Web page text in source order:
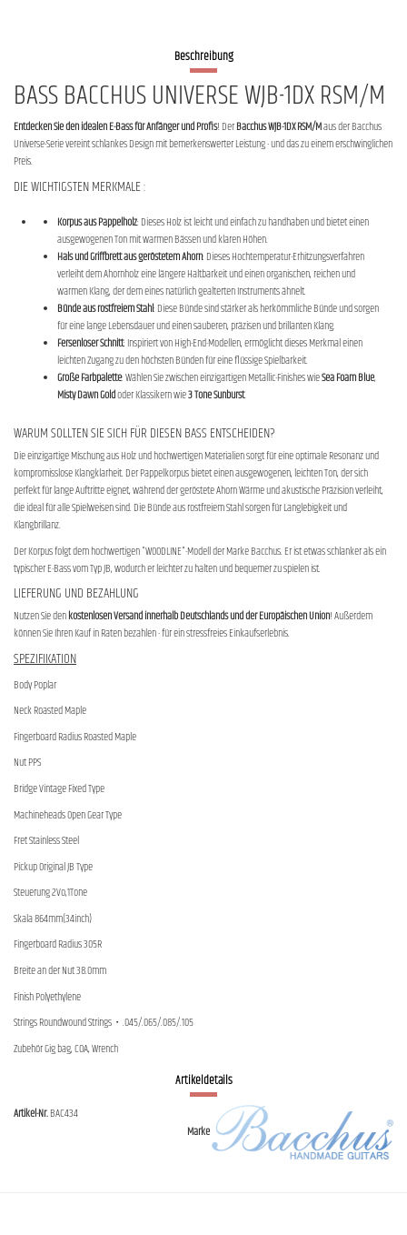
Beschreibung
BASS BACCHUS UNIVERSE WJB-1DX RSM/M
Entdecken Sie den idealen E-Bass für Anfänger und Profis! DerBacchus WJB-1DX RSM/Maus der Bacchus
Universe-Serie vereint schlankes Design mit bemerkenswerter Leistung - und das zu einem erschwinglichen
Preis.
DIE WICHTIGSTEN MERKMALE :
Korpus aus Pappelholz: Dieses Holz ist leicht und einfach zu handhaben und bietet einen
ausgewogenen Ton mit warmen Bässen und klaren Höhen.
Hals und Griffbrett aus geröstetem Ahorn: Dieses Hochtemperatur-Erhitzungsverfahren
verleiht dem Ahornholz eine längere Haltbarkeit und einen organischen, reichen und
warmen Klang, der dem eines natürlich gealterten Instruments ähnelt.
Bünde aus rostfreiem Stahl: Diese Bünde sind stärker als herkömmliche Bünde und sorgen
für eine lange Lebensdauer und einen sauberen, präzisen und brillanten Klang.
Fersenloser Schnitt: Inspiriert von High-End-Modellen, ermöglicht dieses Merkmal einen
leichten Zugang zu den höchsten Bünden für eine flüssige Spielbarkeit.
Große Farbpalette: Wählen Sie zwischen einzigartigen Metallic-Finishes wieSea Foam Blue,
Misty Dawn Goldoder Klassikern wie3 Tone Sunburst.
WARUM SOLLTEN SIE SICH FÜR DIESEN BASS ENTSCHEIDEN?
Die einzigartige Mischung aus Holz und hochwertigen Materialien sorgt für eine optimale Resonanz und
kompromisslose Klangklarheit. Der Pappelkorpus bietet einen ausgewogenen, leichten Ton, der sich
perfekt für lange Auftritte eignet, während der geröstete Ahorn Wärme und akustische Präzision verleiht,
die ideal für alle Spielweisen sind. Die Bünde aus rostfreiem Stahl sorgen für Langlebigkeit und
Klangbrillanz.
Der Korpus folgt dem hochwertigen "WOODLINE"-Modell der Marke Bacchus. Er ist etwas schlanker als ein
typischer E-Bass vom Typ JB, wodurch er leichter zu halten und bequemer zu spielen ist.
LIEFERUNG UND BEZAHLUNG
Nutzen Sie denkostenlosen Versand innerhalb Deutschlands und der Europäischen Union! Außerdem
können Sie Ihren Kauf in Raten bezahlen - für ein stressfreies Einkaufserlebnis.
SPEZIFIKATION
Body Poplar
Neck Roasted Maple
Fingerboard Radius Roasted Maple
Nut PPS
Bridge Vintage Fixed Type
Machineheads Open Gear Type
Fret Stainless Steel
Pickup Original JB Type
Steuerung 2Vo,1Tone
Skala 864mm(34inch)
Fingerboard Radius 305R
Breite an der Nut 38.0mm
Finish Polyethylene
Strings Roundwound Strings・.045/.065/.085/.105
Zubehör Gig bag, COA, Wrench
Artikeldetails
Marke
Artikel-Nr.BAC434